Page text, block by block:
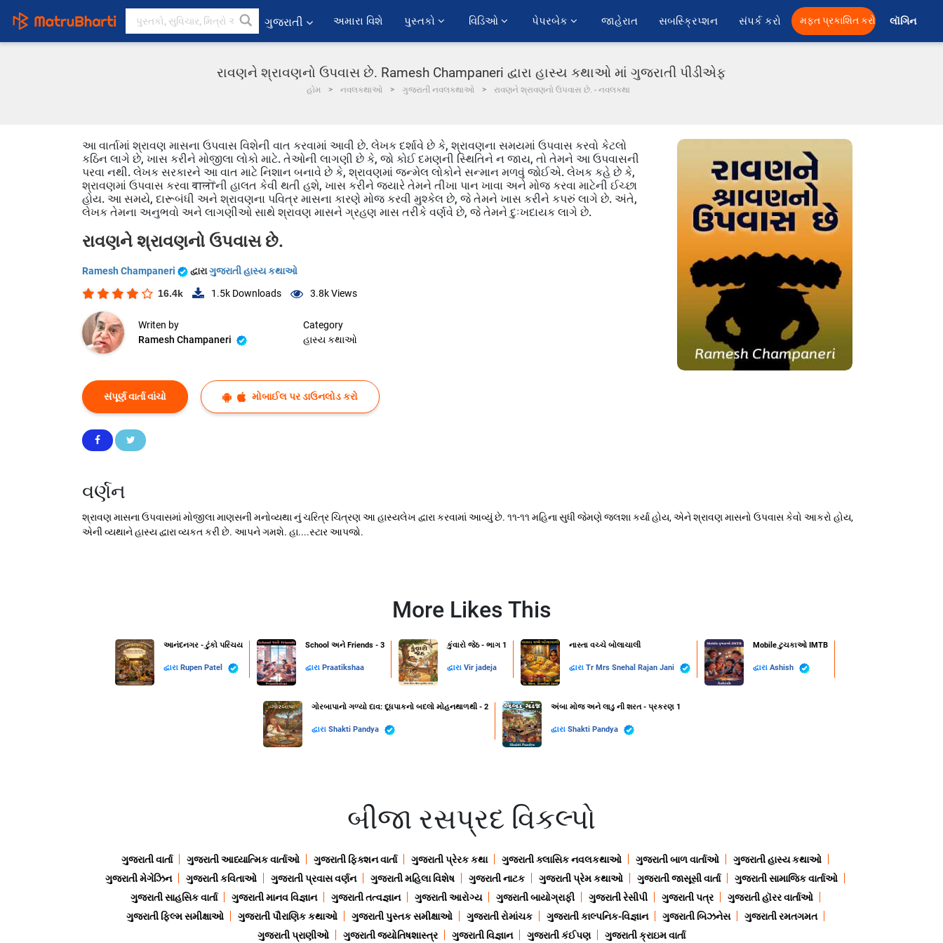
ગુજરાતી અમારા વિશે પુસ્તકો વિડિઓ પેપરબેક જાહેરાત સબસ્ક્રિપ્શન સંપર્ક કરો મફત પ્રકાશિત કરો લૉગિન
રાવણને શ્રાવણનો ઉપવાસ છે. Ramesh Champaneri દ્વારા હાસ્ય કથાઓ માં ગુજરાતી પીડીએફ
હોમ નવલકથાઓ ગુજરાતી નવલકથાઓ રાવણને શ્રાવણનો ઉપવાસ છે. - નવલકથા
આ વાર્તામાં શ્રાવણ માસના ઉપવાસ વિશેની વાત કરવામાં આવી છે. લેખક દર્શાવે છે કે, શ્રાવણના સમયમાં ઉપવાસ કરવો કેટલો
કઠિન લાગે છે, ખાસ કરીને મોજીલા લોકો માટે. તેઓની લાગણી છે કે, જો કોઈ દમણની સ્થિતિને ન જાય, તો તેમને આ ઉપવાસની
પરવા નથી. લેખક સરકારને આ વાત માટે નિશાન બનાવે છે કે, શ્રાવણમાં જન્મેલ લોકોને સન્માન મળવું જોઈએ. લેખક કહે છે કે,
શ્રાવણમાં ઉપવાસ કરવા वालोंની હાલત કેવી થતી હશે, ખાસ કરીને જ્યારે તેમને તીખા પાન ખાવા અને મોજ કરવા માટેની ઈચ્છા
હોય. આ સમયે, દારૂબંધી અને શ્રાવણના પવિત્ર માસના કારણે મોજ કરવી મુશ્કેલ છે, જે તેમને ખાસ કરીને કપરું લાગે છે. અંતે,
લેખક તેમના અનુભવો અને લાગણીઓ સાથે શ્રાવણ માસને ગ્રહણ માસ તરીકે વર્ણવે છે, જે તેમને દુઃખદાયક લાગે છે.
રાવણને શ્રાવણનો ઉપવાસ છે.
Ramesh Champaneri દ્વારાગુજરાતી હાસ્ય કથાઓ
16.4k 1.5k Downloads 3.8kViews
Writen by
Ramesh Champaneri
Category
હાસ્ય કથાઓ
સંપૂર્ણ વાર્તા વાંચો મોબાઈલ પર ડાઉનલોડ કરો
વર્ણન
શ્રાવણ માસના ઉપવાસમાં મોજીલા માણસની મનોવ્યથા નું ચરિત્ર ચિત્રણ આ હાસ્યલેખ દ્વારા કરવામાં આવ્યું છે. ૧૧-૧૧ મહિના સુધી જેમણે જલશા કર્યા હોય, એને શ્રાવણ માસનો ઉપવાસ કેવો આકરો હોય,
એની વ્યથાને હાસ્ય દ્વારા વ્યકત કરી છે. આપને ગમશે. હા....સ્ટાર આપજો.
More Likes This
આનંદનગર - ટુંકો પરિચય
દ્વારા Rupen Patel
School અને Friends - 3
દ્વારા Praatikshaa
કુંવારો જેઠ - ભાગ 1
દ્વારા Vir jadeja
નાસ્તા વચ્ચે બોલાચાલી
દ્વારા Tr Mrs Snehal Rajan Jani
Mobile ટુચકાઓ IMTB
દ્વારા Ashish
ગોરબાપાનો ગળ્યો દાવ: દૂધપાકનો બદલો મોહનથાળથી - 2
દ્વારા Shakti Pandya
અંબા મોજ અને લાડુ ની શરત - પ્રકરણ 1
દ્વારા Shakti Pandya
બીજા રસપ્રદ વિકલ્પો
ગુજરાતી વાર્તા ગુજરાતી આધ્યાત્મિક વાર્તાઓ ગુજરાતી ફિક્શન વાર્તા ગુજરાતી પ્રેરક કથા ગુજરાતી ક્લાસિક નવલકથાઓ ગુજરાતી બાળ વાર્તાઓ
ગુજરાતી હાસ્ય કથાઓ
ગુજરાતી મેગેઝિન
ગુજરાતી કવિતાઓ ગુજરાતી પ્રવાસ વર્ણન ગુજરાતી મહિલા વિશેષ ગુજરાતી નાટક ગુજરાતી પ્રેમ કથાઓ ગુજરાતી જાસૂસી વાર્તા
ગુજરાતી સામાજિક વાર્તાઓ
ગુજરાતી સાહસિક વાર્તા
ગુજરાતી માનવ વિજ્ઞાન ગુજરાતી તત્વજ્ઞાન ગુજરાતી આરોગ્ય ગુજરાતી બાયોગ્રાફી ગુજરાતી રેસીપી ગુજરાતી પત્ર
ગુજરાતી હૉરર વાર્તાઓ
ગુજરાતી ફિલ્મ સમીક્ષાઓ
ગુજરાતી પૌરાણિક કથાઓ ગુજરાતી પુસ્તક સમીક્ષાઓ ગુજરાતી રોમાંચક ગુજરાતી કાલ્પનિક-વિજ્ઞાન ગુજરાતી બિઝનેસ
ગુજરાતી રમતગમત
ગુજરાતી પ્રાણીઓ
ગુજરાતી જ્યોતિષશાસ્ત્ર ગુજરાતી વિજ્ઞાન ગુજરાતી કંઈપણ ગુજરાતી ક્રાઇમ વાર્તા